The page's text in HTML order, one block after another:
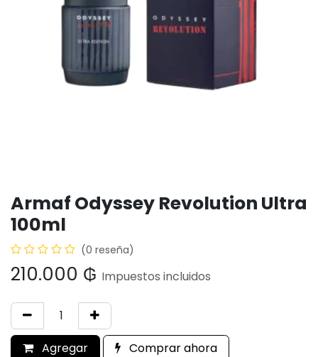
Armaf Odyssey Revolution Ultra
100ml
(0 reseña)
210.000 ₲ Impuestos incluidos
Agregar Comprar ahora